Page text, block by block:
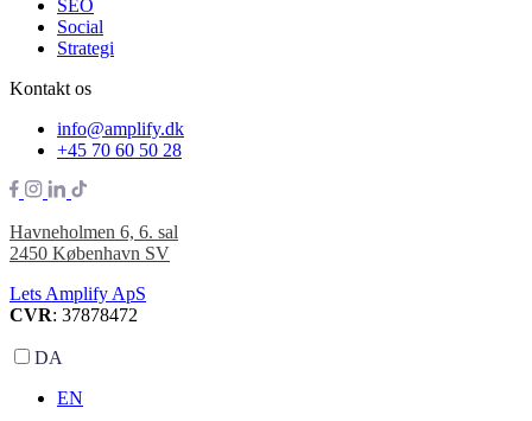
SEO
Social
Strategi
Kontakt os
info@amplify.dk
+45 70 60 50 28
Havneholmen 6, 6. sal
2450 København SV
Lets Amplify ApS
CVR: 37878472
DA
EN